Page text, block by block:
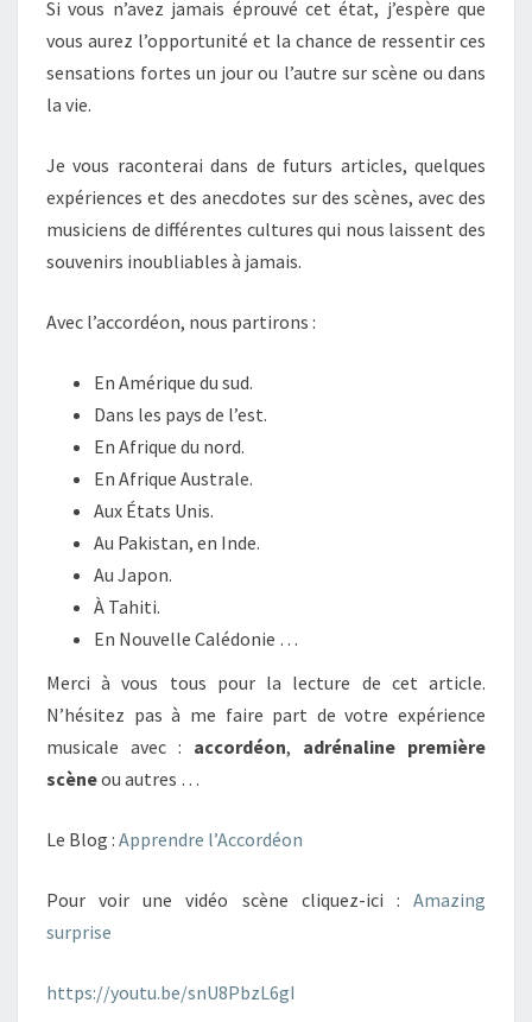
Si vous n’avez jamais éprouvé cet état, j’espère que
vous aurez l’opportunité et la chance de ressentir ces
sensations fortes un jour ou l’autre sur scène ou dans
la vie.
Je vous raconterai dans de futurs articles, quelques
expériences et des anecdotes sur des scènes, avec des
musiciens de différentes cultures qui nous laissent des
souvenirs inoubliables à jamais.
Avec l’accordéon, nous partirons :
En Amérique du sud.
Dans les pays de l’est.
En Afrique du nord.
En Afrique Australe.
Aux États Unis.
Au Pakistan, en Inde.
Au Japon.
À Tahiti.
En Nouvelle Calédonie …
Merci à vous tous pour la lecture de cet article.
N’hésitez pas à me faire part de votre expérience
musicale avec : accordéon, adrénaline première
scèneou autres …
Le Blog : Apprendre l’Accordéon
Pour voir une vidéo scène cliquez-ici : Amazing
surprise
https://youtu.be/snU8PbzL6gI